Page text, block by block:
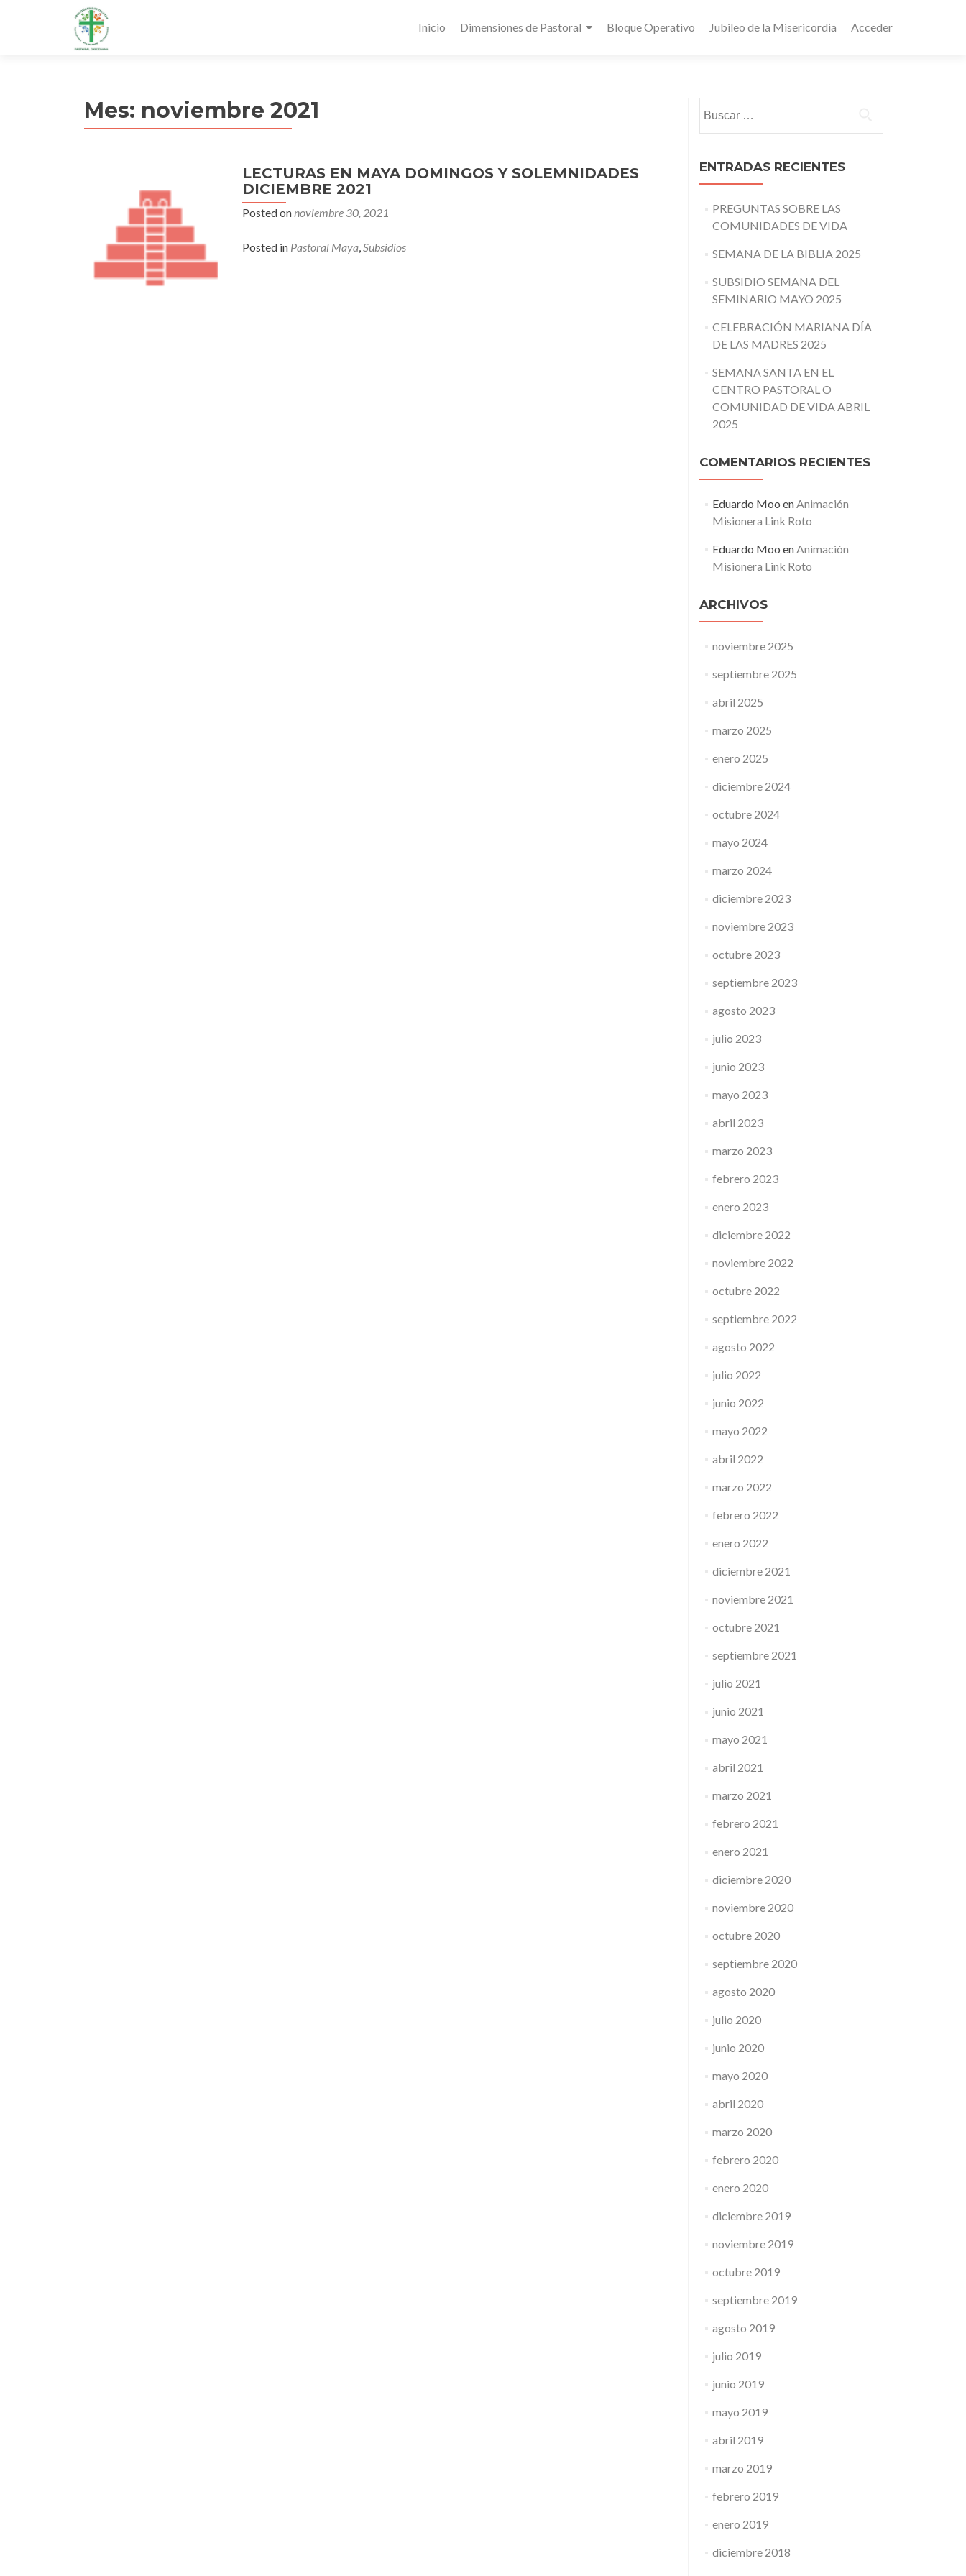
Inicio Dimensiones de Pastoral Bloque Operativo Jubileo de la Misericordia Acceder
Mes: noviembre 2021
LECTURAS EN MAYA DOMINGOS Y SOLEMNIDADES
DICIEMBRE 2021
Posted onnoviembre 30, 2021
Posted in Pastoral Maya,Subsidios
ENTRADAS RECIENTES
PREGUNTAS SOBRE LAS
COMUNIDADES DE VIDA
SEMANA DE LA BIBLIA 2025
SUBSIDIO SEMANA DEL
SEMINARIO MAYO 2025
CELEBRACIÓN MARIANA DÍA
DE LAS MADRES 2025
SEMANA SANTA EN EL
CENTRO PASTORAL O
COMUNIDAD DE VIDA ABRIL
2025
COMENTARIOS RECIENTES
Eduardo Moo enAnimación
Misionera Link Roto
Eduardo Moo enAnimación
Misionera Link Roto
ARCHIVOS
noviembre 2025
septiembre 2025
abril 2025
marzo 2025
enero 2025
diciembre 2024
octubre 2024
mayo 2024
marzo 2024
diciembre 2023
noviembre 2023
octubre 2023
septiembre 2023
agosto 2023
julio 2023
junio 2023
mayo 2023
abril 2023
marzo 2023
febrero 2023
enero 2023
diciembre 2022
noviembre 2022
octubre 2022
septiembre 2022
agosto 2022
julio 2022
junio 2022
mayo 2022
abril 2022
marzo 2022
febrero 2022
enero 2022
diciembre 2021
noviembre 2021
octubre 2021
septiembre 2021
julio 2021
junio 2021
mayo 2021
abril 2021
marzo 2021
febrero 2021
enero 2021
diciembre 2020
noviembre 2020
octubre 2020
septiembre 2020
agosto 2020
julio 2020
junio 2020
mayo 2020
abril 2020
marzo 2020
febrero 2020
enero 2020
diciembre 2019
noviembre 2019
octubre 2019
septiembre 2019
agosto 2019
julio 2019
junio 2019
mayo 2019
abril 2019
marzo 2019
febrero 2019
enero 2019
diciembre 2018